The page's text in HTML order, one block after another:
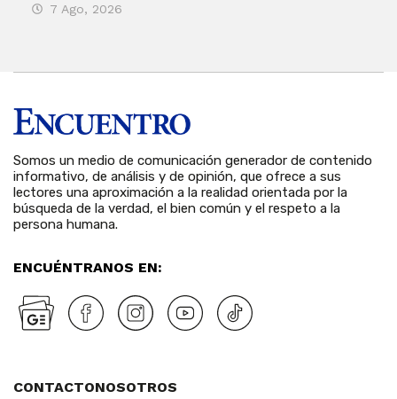
7 Ago, 2026
Somos un medio de comunicación generador de contenido
informativo, de análisis y de opinión, que ofrece a sus
lectores una aproximación a la realidad orientada por la
búsqueda de la verdad, el bien común y el respeto a la
persona humana.
ENCUÉNTRANOS EN:
CONTACTONOSOTROS